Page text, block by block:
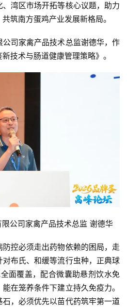
湾区市场开拓等核心议题，助力
筑南方蛋鸡产业发展新格局。
司家禽产品技术总监谢德华，作
技术与肠道健康管理策略》。
公司家禽产品技术总监 谢德华
控必须走出药物依赖的困局，走
布氏、和缓等流行虫种，正典球
面覆盖，配合微囊助悬剂饮水免
在笼养条件下建立持久免疫力。
，必须优先以苗代药筑牢第一道